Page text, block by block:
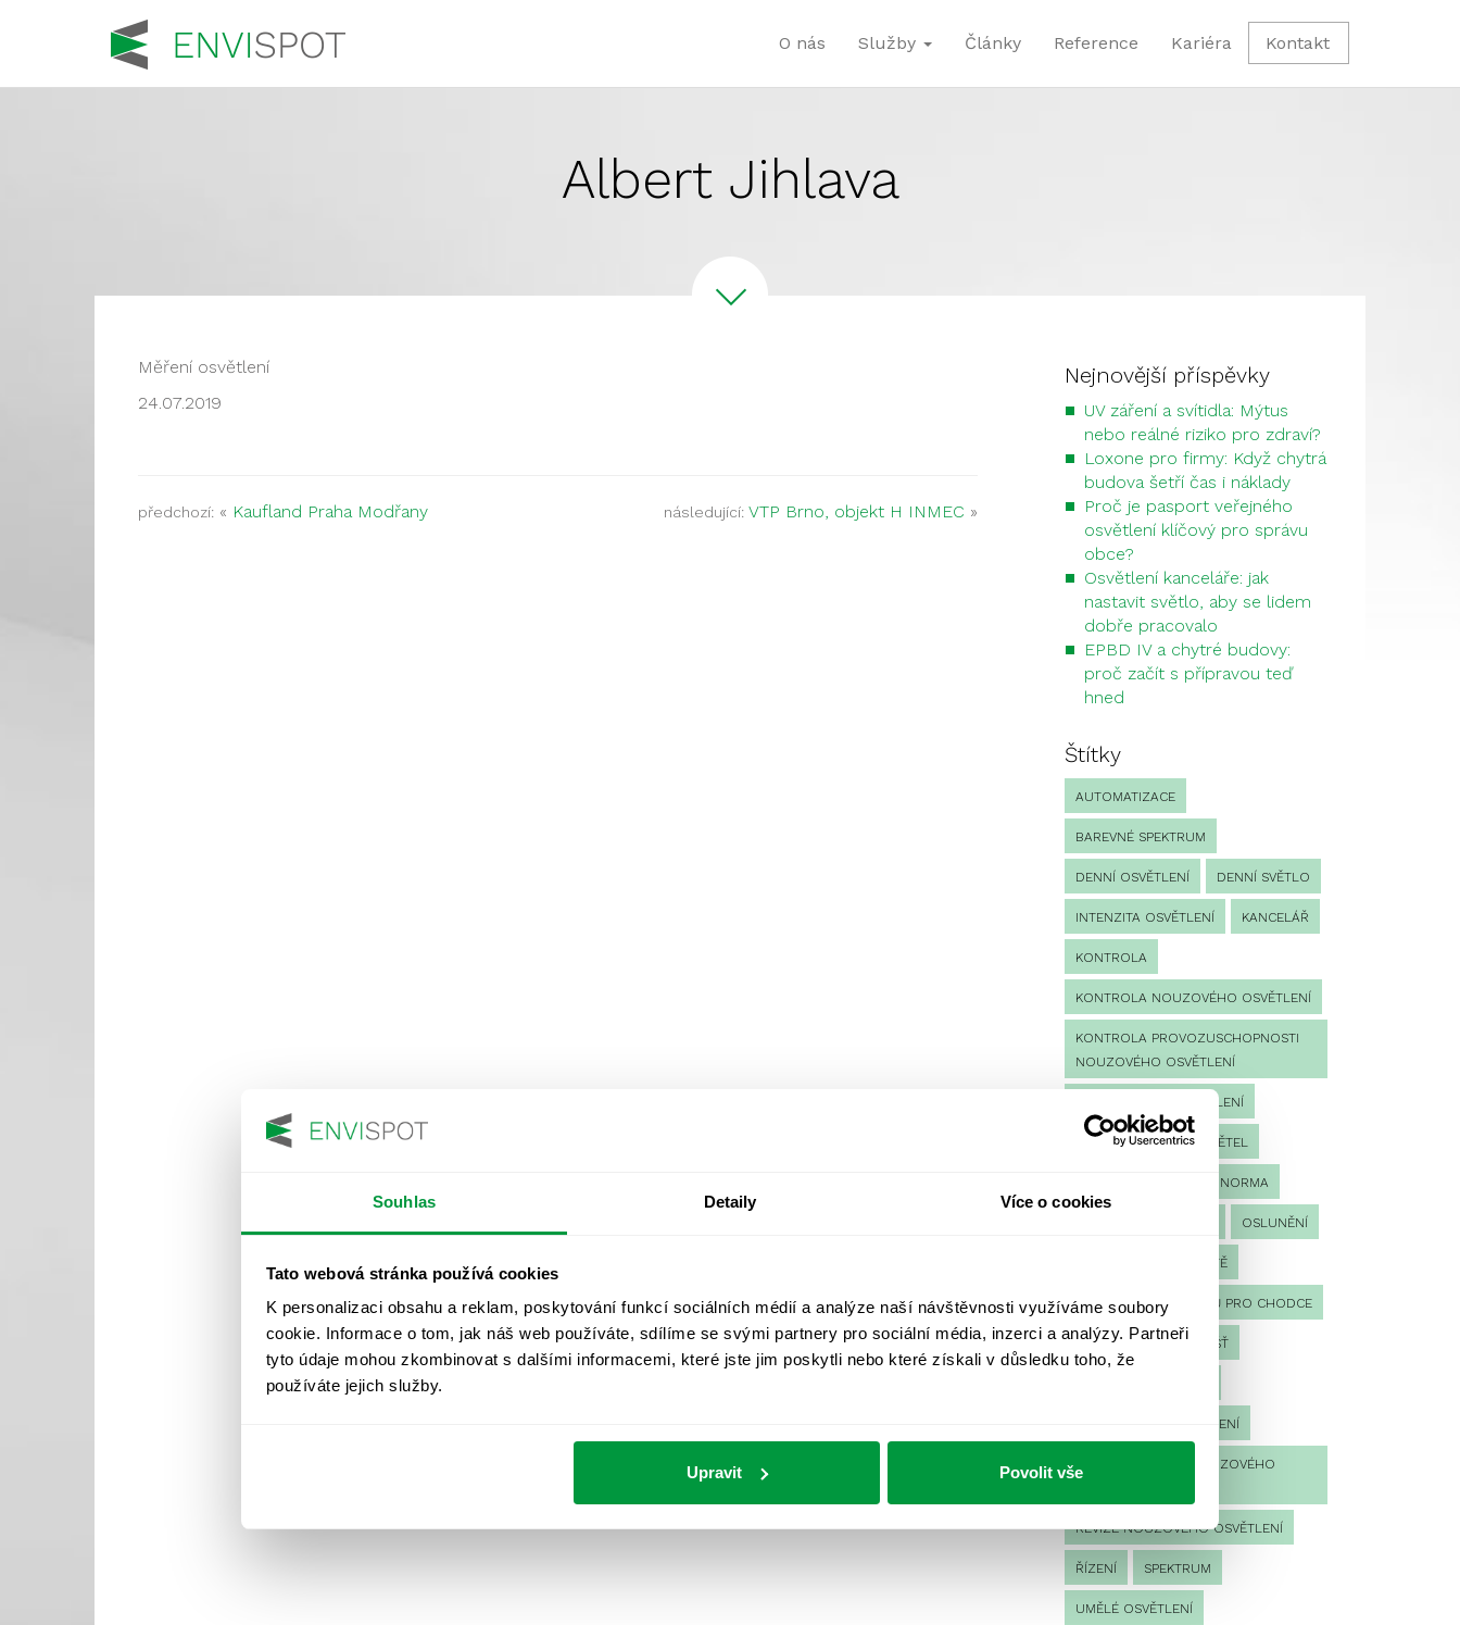
Souhlas Detaily Více o cookies
Tato webová stránka používá cookies
K personalizaci obsahu a reklam, poskytování funkcí sociálních médií a analýze naší návštěvnosti využíváme soubory
cookie. Informace o tom, jak náš web používáte, sdílíme se svými partnery pro sociální média, inzerci a analýzy. Partneři
tyto údaje mohou zkombinovat s dalšími informacemi, které jste jim poskytli nebo které získali v důsledku toho, že
používáte jejich služby.
Upravit Povolit vše
O nás Služby Články Reference Kariéra Kontakt
Albert Jihlava
Měření osvětlení
24.07.2019
předchozí: « Kaufland Praha Modřany následující: VTP Brno, objekt H INMEC »
Nejnovější příspěvky
UV záření a svítidla: Mýtus
nebo reálné riziko pro zdraví?
Loxone pro firmy: Když chytrá
budova šetří čas i náklady
Proč je pasport veřejného
osvětlení klíčový pro správu
obce?
Osvětlení kanceláře: jak
nastavit světlo, aby se lidem
dobře pracovalo
EPBD IV a chytré budovy:
proč začít s přípravou teď
hned
Štítky
AUTOMATIZACE
BAREVNÉ SPEKTRUM
DENNÍ OSVĚTLENÍ DENNÍ SVĚTLO
INTENZITA OSVĚTLENÍ KANCELÁŘ
KONTROLA
KONTROLA NOUZOVÉHO OSVĚTLENÍ
KONTROLA PROVOZUSCHOPNOSTI
NOUZOVÉHO OSVĚTLENÍ
LED NOUZOVÉ OSVĚTLENÍ
MĚŘENÍ MĚŘENÍ SVĚTEL
NORMA
OSLUNĚNÍ
OSVĚTLENÍ PRACOVIŠTĚ
OSVĚTLENÍ PŘECHODŮ PRO CHODCE
OSVĚTLENÍ SPORTOVIŠŤ
PROTIPANICKÉ OSVĚTLENÍ
PROVOZNÍ DENÍK NOUZOVÉHO
REVIZE NOUZOVÉHO OSVĚTLENÍ
ŘÍZENÍ SPEKTRUM
UMĚLÉ OSVĚTLENÍ